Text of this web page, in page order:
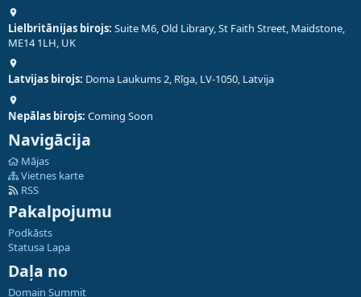
Lielbritānijas birojs: Suite M6, Old Library, St Faith Street, Maidstone,
ME14 1LH, UK
Latvijas birojs: Doma Laukums 2, Rīga, LV-1050, Latvija
Nepālas birojs: Coming Soon
Navigācija
Mājas
Vietnes karte
RSS
Pakalpojumu
Podkāsts
Statusa Lapa
Daļa no
Domain Summit